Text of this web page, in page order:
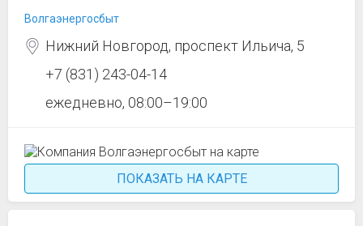
Волгаэнергосбыт
Нижний Новгород, проспект Ильича, 5
+7 (831) 243-04-14
ежедневно, 08:00–19:00
ПОКАЗАТЬ НА КАРТЕ